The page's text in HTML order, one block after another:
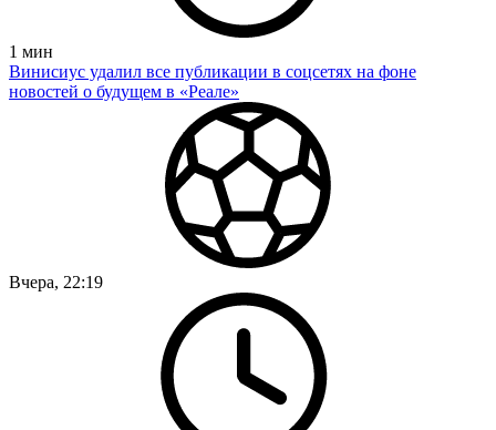
1 мин
Винисиус удалил все публикации в соцсетях на фоне
новостей о будущем в «Реале»
Вчера, 22:19